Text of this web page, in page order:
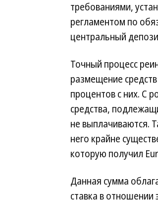
требованиями,
регламентом по
центральный
Точный процесс
размещение
процентов с них. С
средства,
не выплачиваются.
него крайне
которую получил
Данная сумма
ставка в отношении